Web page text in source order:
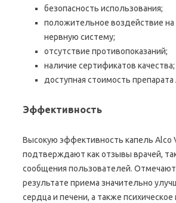
безопасность использования;
положительное воздействие на
нервную систему;
отсутствие противопоказаний;
наличие сертификатов качества;
доступная стоимость препарата
Эффективность
Высокую эффективность капель Alco
подтверждают как отзывы врачей,
сообщения пользователей.
результате приема значительно
сердца и печени, а также